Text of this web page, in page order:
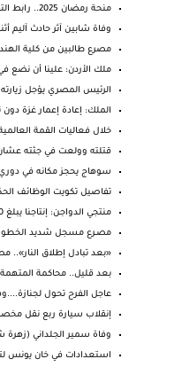
منحة رمضان 2025.. رابط التقديم على منحة العمالة ال...
وفاة شابين آثر حادث آليم
مصرع طالبين من كلية
ملك ⁧‫الأردن‬⁩: علينا أن نضع
الرئيس المصري يؤجل زيارته
الملك: إعادة إعمار غزة
خلال فعاليات القمة العالمية للحكومات
قتلته وولعت في جثته عشان
سوهاج يحجز مكانه في
تفاصيل تكويت الوظائف
منتجي الدواجن: إنتاجنا يبلغ 40 مليون بيضة يوميا.. ...
مصـرع مسجل شديد الخطورة
«بعد تبادل إطلاق
بعد قليل.. محاكمة المتهمة
عاجل الفرح تحول
إنقلاب سيارة ربع نقل
وفاة سمير الجلداني
استعدادات في خان يونس لتسليم 3 رهائن